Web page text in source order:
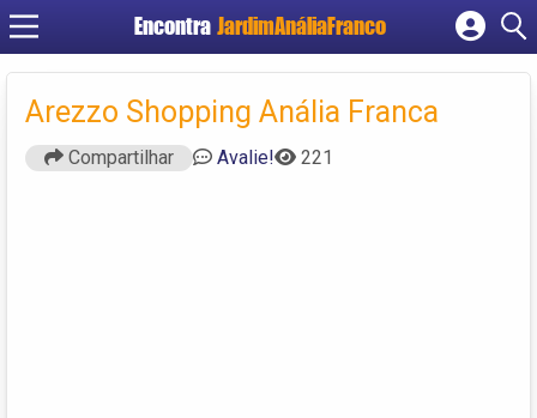
Encontra JardimAnáliaFranco
Cadastrar empresa
Criar conta
Arezzo Shopping Anália Franca
Compartilhar Avalie! 221